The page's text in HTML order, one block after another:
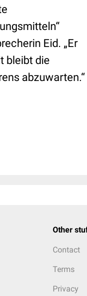
Eid. „Er
bleibt die
abzuwarten.“
Other
Contact
Terms
Privacy